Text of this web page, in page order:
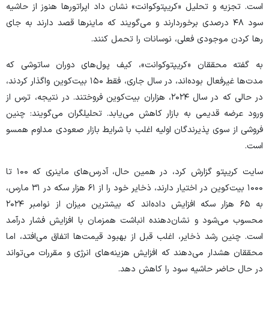
است. تجزیه و تحلیل «کریپتوکوانت» نشان داد اپراتور‌ها هنوز از حاشیه
سود ۴۸ درصدی برخوردارند و می‌گویند که ماینر‌ها قصد دارند به جای
رها کردن موجودی فعلی، نوسانات را تحمل کنند.
به گفته محققان «کریپتوکوانت»، کیف پول‌های دوران ساتوشی که
مدت‌ها غیرفعال بوده‌اند، در سال جاری، فقط ۱۵۰ بیت‌کوین واگذار کردند،
در حالی که در سال ۲۰۲۴، هزاران بیت‌کوین فروختند. در نتیجه، ترس از
ورود عرضه قدیمی به بازار کاهش می‌یابد. تحلیلگران می‌گویند: چنین
فروشی از سوی پذیرندگان اولیه اغلب با شرایط بازار صعودی مداوم همسو
است.
سایت کریپتو گزارش کرد، در همین حال، آدرس‌های ماینری که ۱۰۰ تا
۱۰۰۰ بیت‌کوین در اختیار دارند، ذخایر خود را از ۶۱ هزار سکه در ۳۱ مارس،
به ۶۵ هزار سکه افزایش داده‌اند که بیشترین میزان از نوامبر ۲۰۲۴
محسوب می‌شود و نشان‌دهنده انباشت همزمان با افزایش فشار درآمد
است. چنین رشد ذخایر، اغلب قبل از بهبود قیمت‌ها اتفاق می‌افتد، اما
محققان هشدار می‌دهند که افزایش هزینه‌های انرژی و مقررات می‌تواند
در حال حاضر حاشیه سود را کاهش دهد.